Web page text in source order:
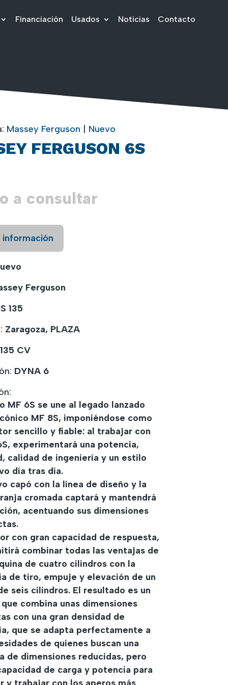
Financiación Usados Noticias Contacto
Massey Ferguson Nuevo
FERGUSON 6S
a consultar
información
Ferguson
135
Zaragoza, PLAZA
135 CV
DYNA 6
MF 6S se une al legado lanzado
MF 8S, imponiéndose como
sencillo y fiable: al trabajar con
experimentará una potencia,
calidad de ingeniería y un estilo
día tras día.
capó con la línea de diseño y la
cromada captará y mantendrá
acentuando sus dimensiones
con gran capacidad de respuesta,
combinar todas las ventajas de
de cuatro cilindros con la
de tiro, empuje y elevación de un
seis cilindros. El resultado es un
combina unas dimensiones
con una gran densidad de
que se adapta perfectamente a
de quienes buscan una
de dimensiones reducidas, pero
de carga y potencia para